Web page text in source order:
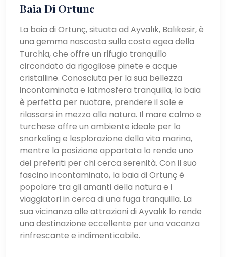
Baia Di Ortunc
La baia di Ortunç, situata ad Ayvalık, Balıkesir, è
una gemma nascosta sulla costa egea della
Turchia, che offre un rifugio tranquillo
circondato da rigogliose pinete e acque
cristalline. Conosciuta per la sua bellezza
incontaminata e latmosfera tranquilla, la baia
è perfetta per nuotare, prendere il sole e
rilassarsi in mezzo alla natura. Il mare calmo e
turchese offre un ambiente ideale per lo
snorkeling e lesplorazione della vita marina,
mentre la posizione appartata lo rende uno
dei preferiti per chi cerca serenità. Con il suo
fascino incontaminato, la baia di Ortunç è
popolare tra gli amanti della natura e i
viaggiatori in cerca di una fuga tranquilla. La
sua vicinanza alle attrazioni di Ayvalık lo rende
una destinazione eccellente per una vacanza
rinfrescante e indimenticabile.